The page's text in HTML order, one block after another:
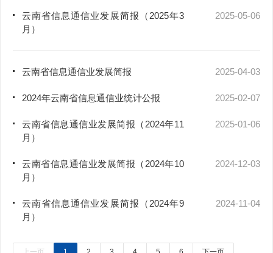
云南省信息通信业发展简报（2025年3
月）
2025-05-06
云南省信息通信业发展简报 2025-04-03
2024年云南省信息通信业统计公报 2025-02-07
云南省信息通信业发展简报（2024年11
月）
2025-01-06
云南省信息通信业发展简报（2024年10
月）
2024-12-03
云南省信息通信业发展简报（2024年9
月）
2024-11-04